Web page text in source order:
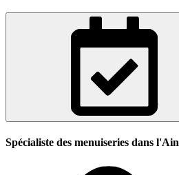
Spécialiste des menuiseries dans l'Ain